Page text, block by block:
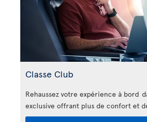
Classe Club
Rehaussez votre expérience à bord
exclusive offrant plus de confort et